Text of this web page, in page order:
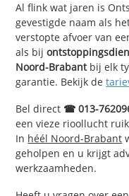
Al flink wat jaren is
gevestigde naam als
verstopte afvoer van
als bij
Noord-Brabantbij elk
garantie. Bekijk de
Bel direct ☎ 013-
een vieze rioollucht
In héél Noord-Brabant
geholpen en u krijgt
werkzaamheden.